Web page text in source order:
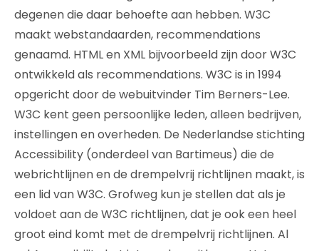
degenen die daar behoefte aan hebben. W3C
maakt webstandaarden, recommendations
genaamd. HTML en XML bijvoorbeeld zijn door W3C
ontwikkeld als recommendations. W3C is in 1994
opgericht door de webuitvinder Tim Berners-Lee.
W3C kent geen persoonlijke leden, alleen bedrijven,
instellingen en overheden. De Nederlandse stichting
Accessibility (onderdeel van Bartimeus) die de
webrichtlijnen en de drempelvrij richtlijnen maakt, is
een lid van W3C. Grofweg kun je stellen dat als je
voldoet aan de W3C richtlijnen, dat je ook een heel
groot eind komt met de drempelvrij richtlijnen. Al